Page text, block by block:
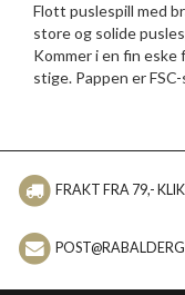
Flott puslespill med
store og solide
Kommer i en fin eske
stige. Pappen er
FRAKT FRA 79,-